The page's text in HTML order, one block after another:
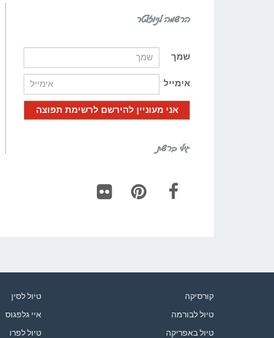
הרשמה לניוזלטר
שמך
אימייל
גילי ברשת
קורסיקה
טיול לבורמה
טיול באפריקה
טיול לסין
איי גלפגוס
טיול לפרו